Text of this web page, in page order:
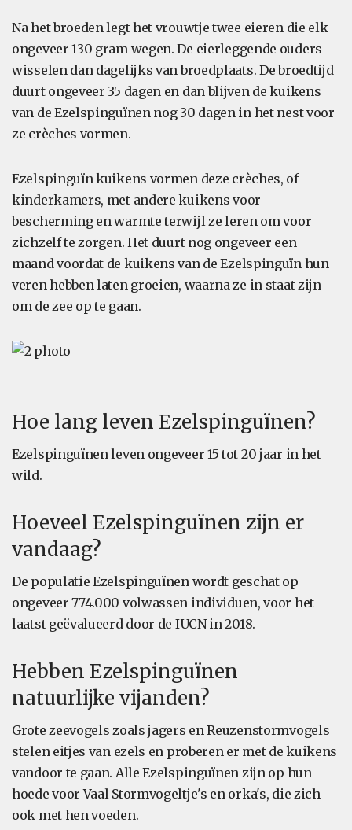
Na het broeden legt het vrouwtje twee eieren die elk
ongeveer 130 gram wegen. De eierleggende ouders
wisselen dan dagelijks van broedplaats. De broedtijd
duurt ongeveer 35 dagen en dan blijven de kuikens
van de Ezelspinguïnen nog 30 dagen in het nest voor
ze crèches vormen.
Ezelspinguïn kuikens vormen deze crèches, of
kinderkamers, met andere kuikens voor
bescherming en warmte terwijl ze leren om voor
zichzelf te zorgen. Het duurt nog ongeveer een
maand voordat de kuikens van de Ezelspinguïn hun
veren hebben laten groeien, waarna ze in staat zijn
om de zee op te gaan.
Hoe lang leven Ezelspinguïnen?
Ezelspinguïnen leven ongeveer 15 tot 20 jaar in het
wild.
Hoeveel Ezelspinguïnen zijn er
vandaag?
De populatie Ezelspinguïnen wordt geschat op
ongeveer 774.000 volwassen individuen, voor het
laatst geëvalueerd door de IUCN in 2018.
Hebben Ezelspinguïnen
natuurlijke vijanden?
Grote zeevogels zoals jagers en Reuzenstormvogels
stelen eitjes van ezels en proberen er met de kuikens
vandoor te gaan. Alle Ezelspinguïnen zijn op hun
hoede voor Vaal Stormvogeltje's en orka's, die zich
ook met hen voeden.